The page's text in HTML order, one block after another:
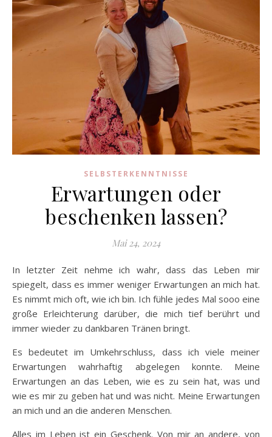
SELBSTERKENNTNISSE
Erwartungen oder
beschenken lassen?
Mai 24, 2024
In letzter Zeit nehme ich wahr, dass das Leben mir
spiegelt, dass es immer weniger Erwartungen an mich hat.
Es nimmt mich oft, wie ich bin. Ich fühle jedes Mal sooo eine
große Erleichterung darüber, die mich tief berührt und
immer wieder zu dankbaren Tränen bringt.
Es bedeutet im Umkehrschluss, dass ich viele meiner
Erwartungen wahrhaftig abgelegen konnte. Meine
Erwartungen an das Leben, wie es zu sein hat, was und
wie es mir zu geben hat und was nicht. Meine Erwartungen
an mich und an die anderen Menschen.
Alles im Leben ist ein Geschenk. Von mir an andere, von